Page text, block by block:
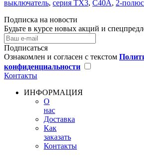
выключатель, серия TX3, С40A, 2-
Подписка на новости
Будьте в курсе новых акций и
Подписаться
Ознакомлен и согласен с текстом
конфиденциальности
Контакты
ИНФОРМАЦИЯ
О
нас
Доставка
Как
заказать
Контакты